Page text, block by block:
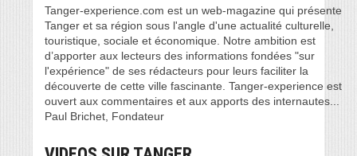
Tanger-experience.com est un web-magazine qui présente
Tanger et sa région sous l'angle d'une actualité culturelle,
touristique, sociale et économique. Notre ambition est
d’apporter aux lecteurs des informations fondées "sur
l'expérience" de ses rédacteurs pour leurs faciliter la
découverte de cette ville fascinante. Tanger-experience est
ouvert aux commentaires et aux apports des internautes...
Paul Brichet, Fondateur